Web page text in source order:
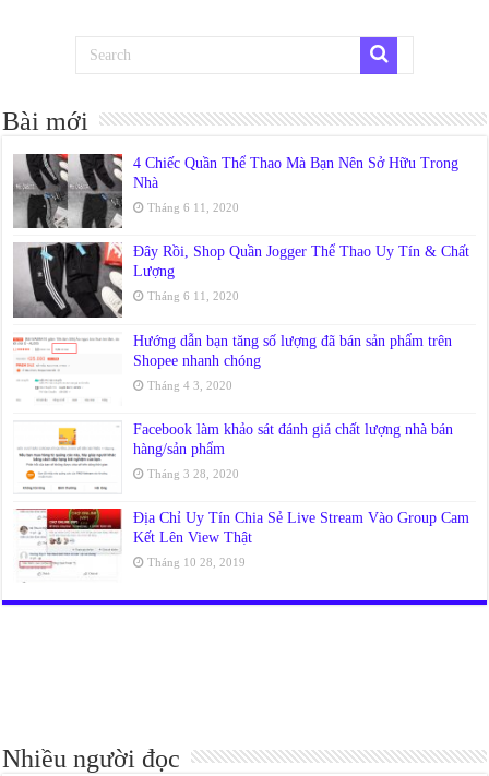
Bài mới
4 Chiếc Quần Thể Thao Mà Bạn Nên Sở Hữu Trong
Nhà
Tháng 6 11, 2020
Đây Rồi, Shop Quần Jogger Thể Thao Uy Tín & Chất
Lượng
Tháng 6 11, 2020
Hướng dẫn bạn tăng số lượng đã bán sản phẩm trên
Shopee nhanh chóng
Tháng 4 3, 2020
Facebook làm khảo sát đánh giá chất lượng nhà bán
hàng/sản phẩm
Tháng 3 28, 2020
Địa Chỉ Uy Tín Chia Sẻ Live Stream Vào Group Cam
Kết Lên View Thật
Tháng 10 28, 2019
Nhiều người đọc